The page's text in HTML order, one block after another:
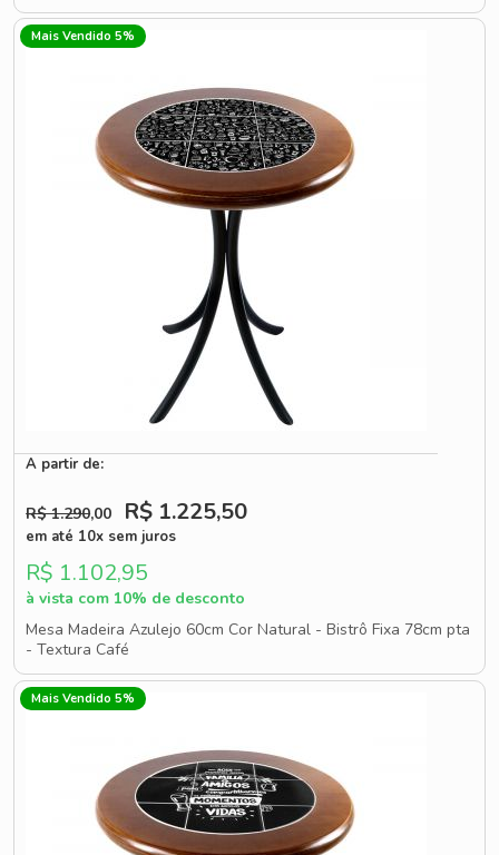
Mais Vendido 5%
A partir de:
R$ 1.290,00 R$ 1.225,50
em até 10x sem juros
R$ 1.102,95
à vista com 10% de desconto
Mesa Madeira Azulejo 60cm Cor Natural - Bistrô Fixa 78cm pta
- Textura Café
Mais Vendido 5%